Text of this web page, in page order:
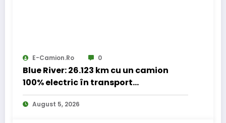
E-Camion.ro 0
Blue River: 26.123 km cu un camion
100% electric în transport
internațional
August 5, 2026